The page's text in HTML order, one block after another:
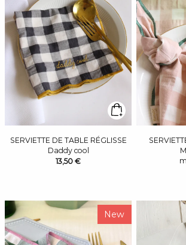
SERVIETTE DE TABLE RÉGLISSE
Daddy cool
13,50 €
New